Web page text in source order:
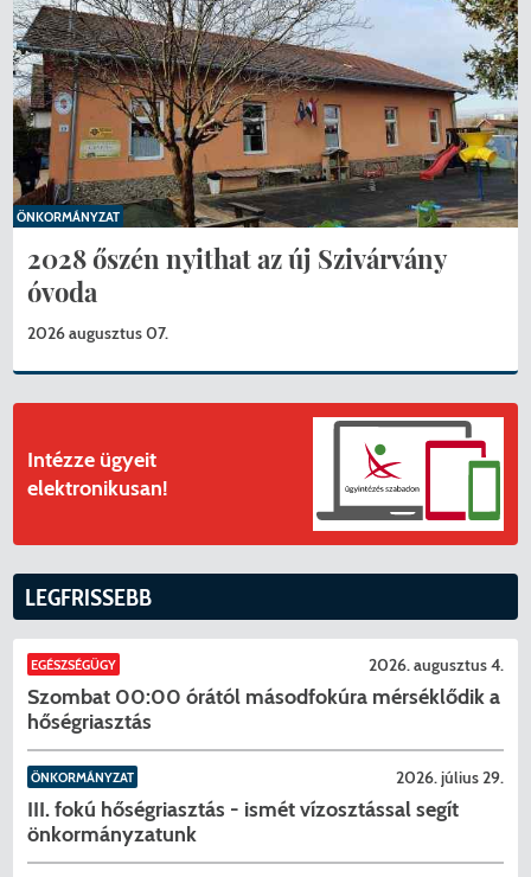
2028 őszén nyithat az új Szivárvány
óvoda
2026 augusztus 07.
ÖNKORMÁNYZAT
Intézze ügyeit
elektronikusan!
LEGFRISSEBB
EGÉSZSÉGÜGY 2026. augusztus 4.
Szombat 00:00 órától másodfokúra mérséklődik a
hőségriasztás
ÖNKORMÁNYZAT 2026. július 29.
III. fokú hőségriasztás - ismét vízosztással segít
önkormányzatunk
KERESÉS